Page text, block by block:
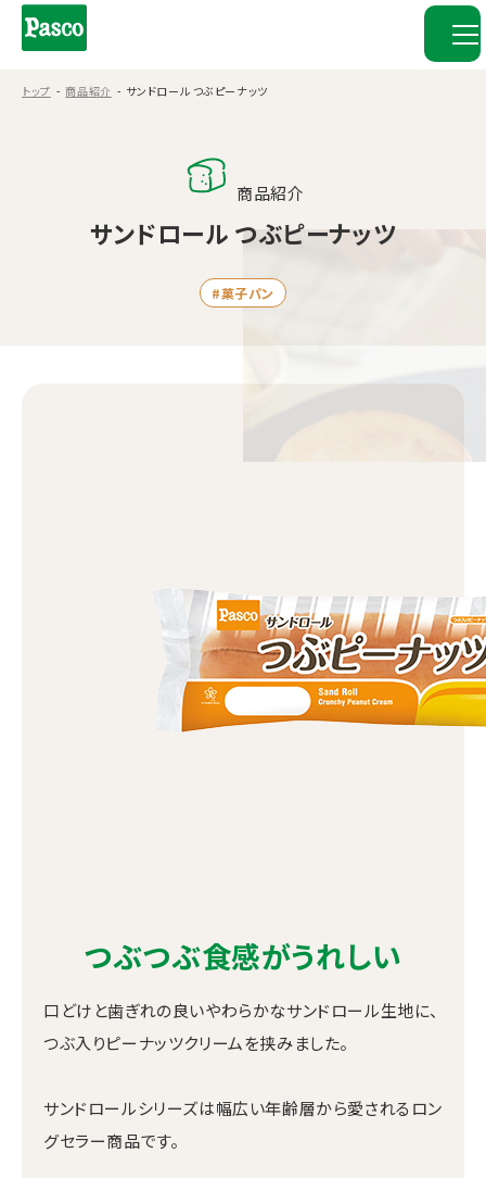
トップ 商品紹介 サンドロール つぶピーナッツ
商品紹介
サンドロール つぶピーナッツ
#菓子パン
つぶつぶ食感がうれしい
口どけと歯ぎれの良いやわらかなサンドロール生地に、
つぶ入りピーナッツクリームを挟みました。
サンドロールシリーズは幅広い年齢層から愛されるロン
グセラー商品です。